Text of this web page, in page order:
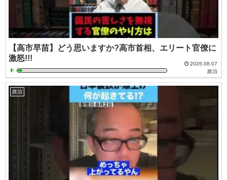
【高市早苗】どう思いますか?高市首相、エリート官僚に
激怒!!!
2026.08.07
政治
政治